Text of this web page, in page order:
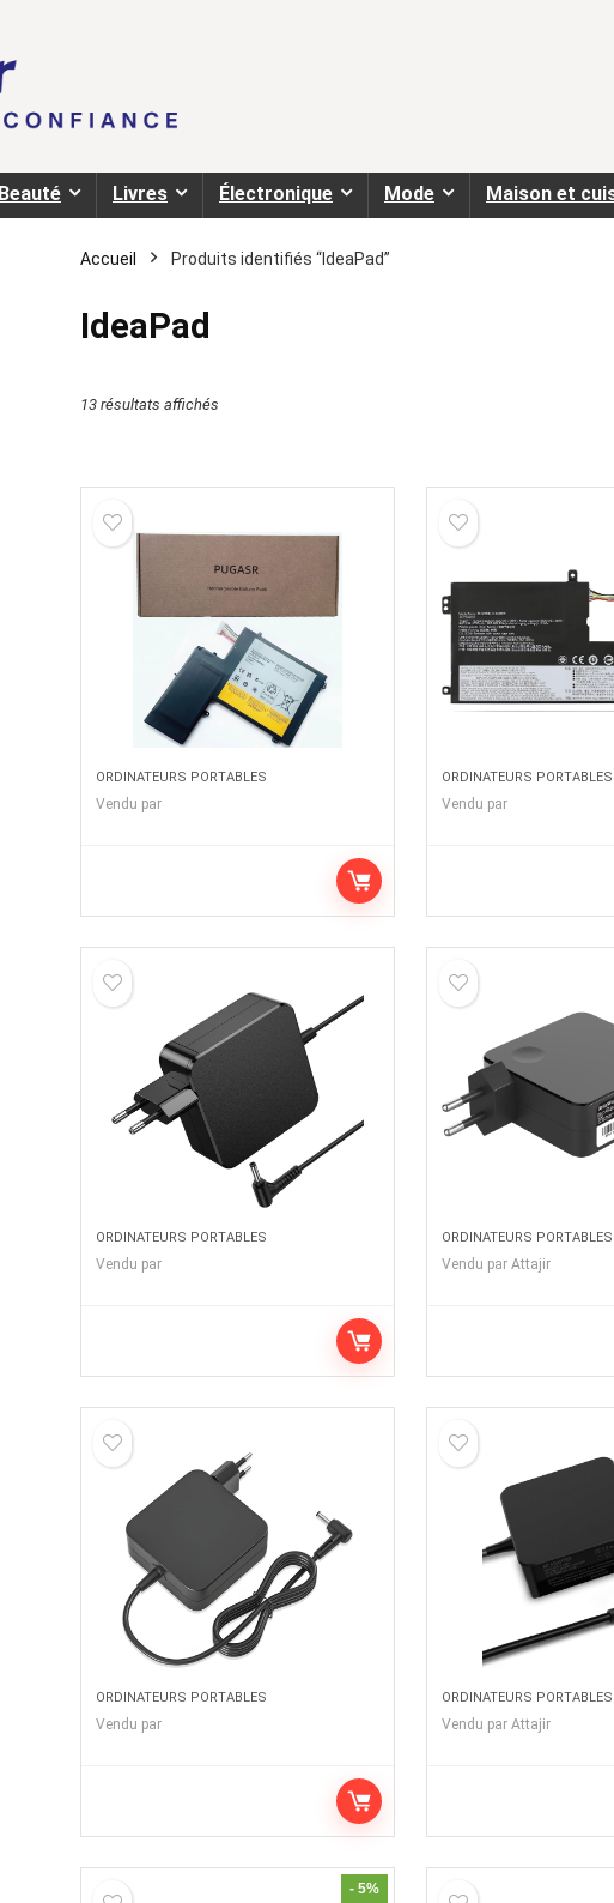
Beauté Livres Électronique Mode Maison et
Accueil Produits identifiés “IdeaPad”
IdeaPad
13 résultats affichés
ORDINATEURS PORTABLES
Vendu par
ORDINATEURS PORTABLES
Vendu par
ORDINATEURS PORTABLES
Vendu par
ORDINATEURS PORTABLES
Vendu parAttajir
ORDINATEURS PORTABLES
Vendu par
ORDINATEURS PORTABLES
Vendu parAttajir
- 5%